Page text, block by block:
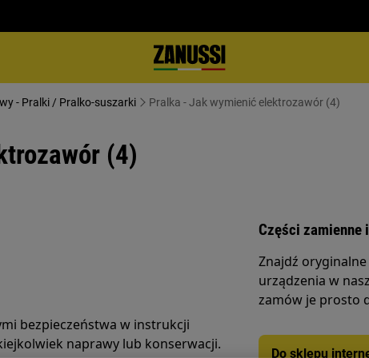
- Pralki / Pralko-suszarki Pralka - Jak wymienić elektrozawór (4)
(4)
bezpieczeństwa w instrukcji
naprawy lub konserwacji.
Części zamienne
Znajdź
urządzenia w
zamów je prosto
Do sklepu